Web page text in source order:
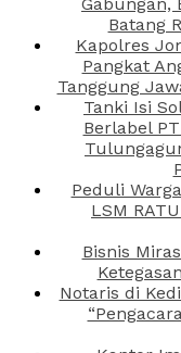
Batang
Kapolres
Pangkat
Tanggung
Tanki Isi
Berlabel
Peduli
LSM
Bisnis
Notaris di